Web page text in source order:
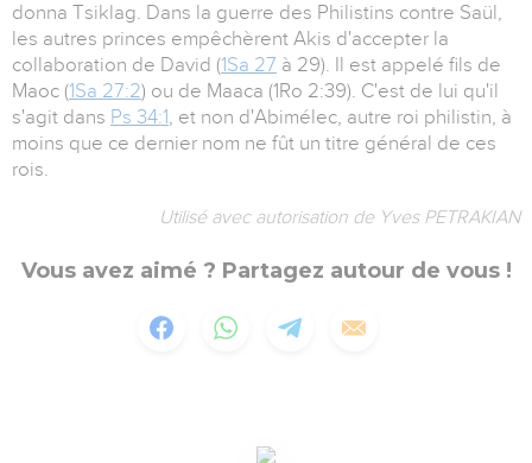
donna Tsiklag. Dans la guerre des Philistins contre Saül,
les autres princes empêchèrent Akis d'accepter la
collaboration de David (1Sa 27 à 29). Il est appelé fils de
Maoc (1Sa 27:2) ou de Maaca (1Ro 2:39). C'est de lui qu'il
s'agit dans Ps 34:1, et non d'Abimélec, autre roi philistin, à
moins que ce dernier nom ne fût un titre général de ces
rois.
Utilisé avec autorisation de Yves PETRAKIAN
Vous avez aimé ? Partagez autour de vous !